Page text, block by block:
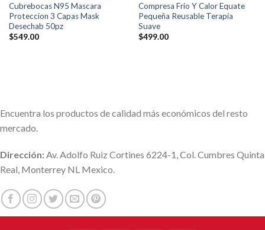
Cubrebocas N95 Mascara
Proteccion 3 Capas Mask
Desechab 50pz
$549.00
Compresa Frio Y Calor Equate
Pequeña Reusable Terapia
Suave
$499.00
Encuentra los productos de calidad más económicos del resto
mercado.
Dirección:Av. Adolfo Ruiz Cortines 6224-1, Col. Cumbres Quinta
Real, Monterrey NL Mexico.